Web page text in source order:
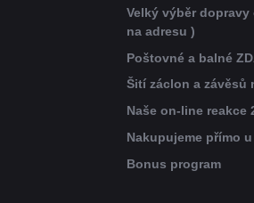
Velký výběr
na adresu )
Poštovné a balné
Šití záclon a závěsů
Naše on-line reakce
Nakupujeme přímo
Bonus program